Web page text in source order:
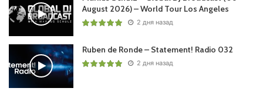
31. Sensation – The Anthem 2003 (ID&T)
Понравился выпуск?
August 2026) – World Tour Los Angeles
2 дня назад
Ruben de Ronde – Statement! Radio 032
2 дня назад